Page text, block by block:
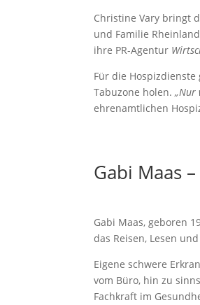
Christine Vary bringt
und Familie
ihre PR-Agentur
Für die
Tabuzone holen.„Nur
ehrenamtlichen
Gabi Maas
Gabi Maas, geboren
das Reisen, Lesen
Eigene schwere
vom Büro, hin zu
Fachkraft im